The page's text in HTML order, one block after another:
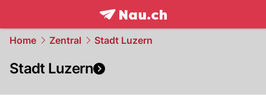
frontpage.NAU.ch
Home Zentral Stadt Luzern
Stadt Luzern